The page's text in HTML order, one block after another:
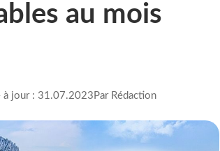
au mois
à jour : 31.07.2023 Par Rédaction